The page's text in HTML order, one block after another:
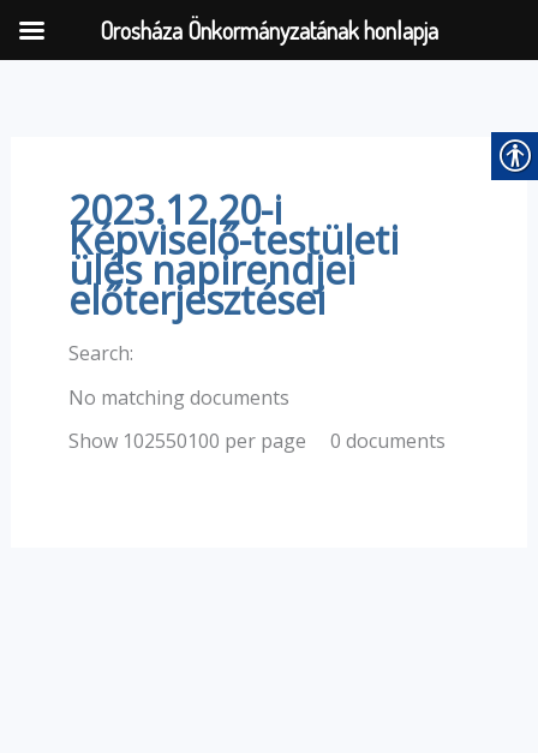
2023.12.20-i
Képviselő-testületi
ülés napirendjei
előterjesztései
Search:
No matching documents
Show 102550100 per page
0 documents
Orosháza Önkormányzatának honlapja